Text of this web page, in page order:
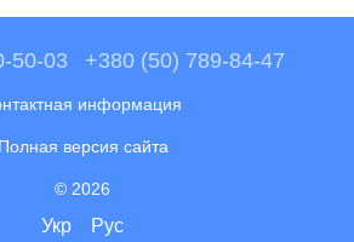
50-03 +380 (50) 789-84-47
информация
Полная версия сайта
© 2026
Укр Рус